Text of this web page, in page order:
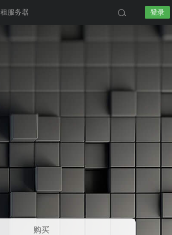
租服务器 登录
购买